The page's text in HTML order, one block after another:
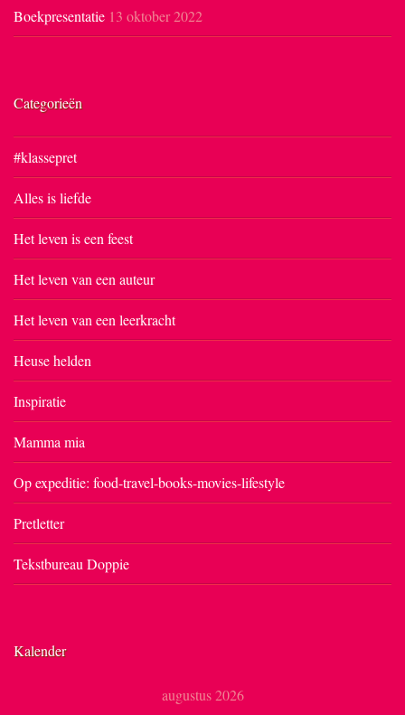
Boekpresentatie 13 oktober 2022
Categorieën
#klassepret
Alles is liefde
Het leven is een feest
Het leven van een auteur
Het leven van een leerkracht
Heuse helden
Inspiratie
Mamma mia
Op expeditie: food-travel-books-movies-lifestyle
Pretletter
Tekstbureau Doppie
Kalender
augustus 2026